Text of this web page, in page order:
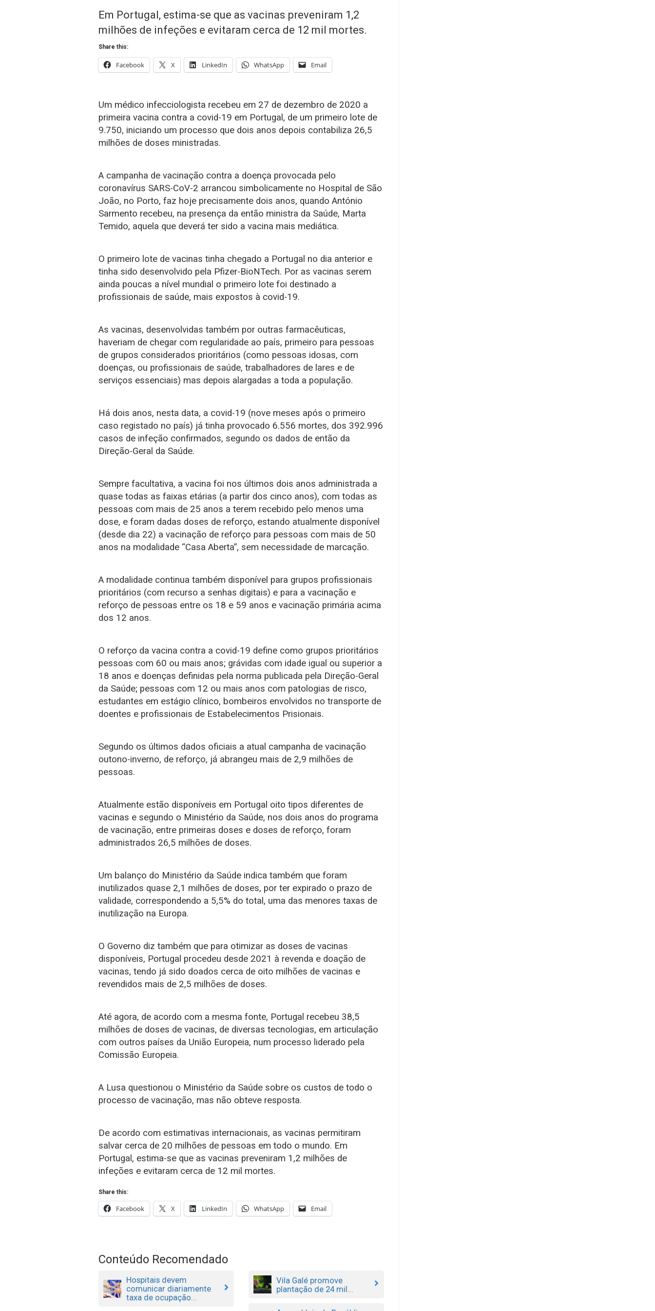
Em Portugal, estima-se que as vacinas preveniram 1,2
milhões de infeções e evitaram cerca de 12 mil mortes.
Share this:
Facebook X LinkedIn WhatsApp Email
Um médico infecciologista recebeu em 27 de dezembro de 2020 a
primeira vacina contra a covid-19 em Portugal, de um primeiro lote de
9.750, iniciando um processo que dois anos depois contabiliza 26,5
milhões de doses ministradas.
A campanha de vacinação contra a doença provocada pelo
coronavírus SARS-CoV-2 arrancou simbolicamente no Hospital de São
João, no Porto, faz hoje precisamente dois anos, quando António
Sarmento recebeu, na presença da então ministra da Saúde, Marta
Temido, aquela que deverá ter sido a vacina mais mediática.
O primeiro lote de vacinas tinha chegado a Portugal no dia anterior e
tinha sido desenvolvido pela Pfizer-BioNTech. Por as vacinas serem
ainda poucas a nível mundial o primeiro lote foi destinado a
profissionais de saúde, mais expostos à covid-19.
As vacinas, desenvolvidas também por outras farmacêuticas,
haveriam de chegar com regularidade ao país, primeiro para pessoas
de grupos considerados prioritários (como pessoas idosas, com
doenças, ou profissionais de saúde, trabalhadores de lares e de
serviços essenciais) mas depois alargadas a toda a população.
Há dois anos, nesta data, a covid-19 (nove meses após o primeiro
caso registado no país) já tinha provocado 6.556 mortes, dos 392.996
casos de infeção confirmados, segundo os dados de então da
Direção-Geral da Saúde.
Sempre facultativa, a vacina foi nos últimos dois anos administrada a
quase todas as faixas etárias (a partir dos cinco anos), com todas as
pessoas com mais de 25 anos a terem recebido pelo menos uma
dose, e foram dadas doses de reforço, estando atualmente disponível
(desde dia 22) a vacinação de reforço para pessoas com mais de 50
anos na modalidade “Casa Aberta”, sem necessidade de marcação.
A modalidade continua também disponível para grupos profissionais
prioritários (com recurso a senhas digitais) e para a vacinação e
reforço de pessoas entre os 18 e 59 anos e vacinação primária acima
dos 12 anos.
O reforço da vacina contra a covid-19 define como grupos prioritários
pessoas com 60 ou mais anos; grávidas com idade igual ou superior a
18 anos e doenças definidas pela norma publicada pela Direção-Geral
da Saúde; pessoas com 12 ou mais anos com patologias de risco,
estudantes em estágio clínico, bombeiros envolvidos no transporte de
doentes e profissionais de Estabelecimentos Prisionais.
Segundo os últimos dados oficiais a atual campanha de vacinação
outono-inverno, de reforço, já abrangeu mais de 2,9 milhões de
pessoas.
Atualmente estão disponíveis em Portugal oito tipos diferentes de
vacinas e segundo o Ministério da Saúde, nos dois anos do programa
de vacinação, entre primeiras doses e doses de reforço, foram
administrados 26,5 milhões de doses.
Um balanço do Ministério da Saúde indica também que foram
inutilizados quase 2,1 milhões de doses, por ter expirado o prazo de
validade, correspondendo a 5,5% do total, uma das menores taxas de
inutilização na Europa.
O Governo diz também que para otimizar as doses de vacinas
disponíveis, Portugal procedeu desde 2021 à revenda e doação de
vacinas, tendo já sido doados cerca de oito milhões de vacinas e
revendidos mais de 2,5 milhões de doses.
Até agora, de acordo com a mesma fonte, Portugal recebeu 38,5
milhões de doses de vacinas, de diversas tecnologias, em articulação
com outros países da União Europeia, num processo liderado pela
Comissão Europeia.
A Lusa questionou o Ministério da Saúde sobre os custos de todo o
processo de vacinação, mas não obteve resposta.
De acordo com estimativas internacionais, as vacinas permitiram
salvar cerca de 20 milhões de pessoas em todo o mundo. Em
Portugal, estima-se que as vacinas preveniram 1,2 milhões de
infeções e evitaram cerca de 12 mil mortes.
Share this:
Facebook X LinkedIn WhatsApp Email
Conteúdo Recomendado
Hospitais devem
comunicar diariamente
taxa de ocupação...
Vila Galé promove
plantação de 24 mil...